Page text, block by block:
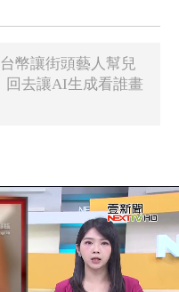
幣讓街頭藝人幫兒
回去讓AI生成看誰畫